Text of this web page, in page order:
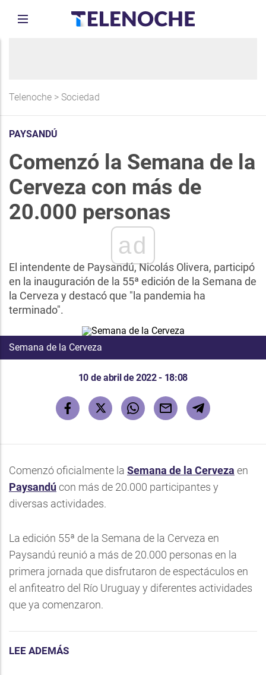
Telenoche > Sociedad
PAYSANDÚ
Comenzó la Semana de la
Cerveza con más de
20.000 personas
ad
El intendente de Paysandú, Nicolás Olivera, participó
en la inauguración de la 55ª edición de la Semana de
la Cerveza y destacó que "la pandemia ha
terminado".
Semana de la Cerveza
10 de abril de 2022 - 18:08
Comenzó oficialmente la Semana de la Cerveza en
Paysandúcon más de 20.000 participantes y
diversas actividades.
La edición 55ª de la Semana de la Cerveza en
Paysandú reunió a más de 20.000 personas en la
primera jornada que disfrutaron de espectáculos en
el anfiteatro del Río Uruguay y diferentes actividades
que ya comenzaron.
LEE ADEMÁS